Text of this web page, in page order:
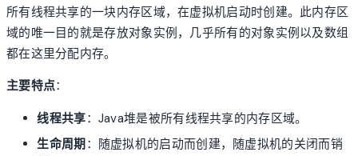
所有线程共享的一块内存区域，在虚拟机启动时创建。此内存区
域的唯一目的就是存放对象实例，几乎所有的对象实例以及数组
都在这里分配内存。
主要特点：
线程共享：Java堆是被所有线程共享的内存区域。
生命周期 ：随虚拟机的启动而创建，随虚拟机的关闭而销